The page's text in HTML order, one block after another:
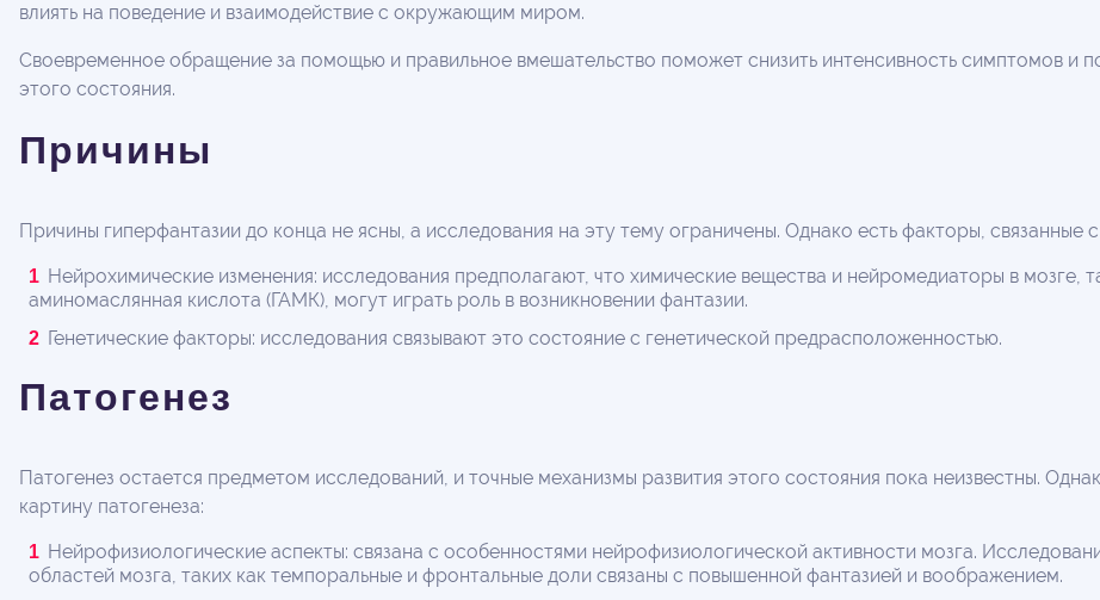
влиять на поведение и взаимодействие с окружающим миром.
Своевременное обращение за помощью и правильное вмешательство поможет снизить интенсивность симптомов и
этого состояния.
Причины
Причины гиперфантазии до конца не ясны, а исследования на эту тему ограничены. Однако есть факторы, связанные
Нейрохимические изменения: исследования предполагают, что химические вещества и нейромедиаторы в мозге,
аминомаслянная кислота (ГАМК), могут играть роль в возникновении фантазии.
Генетические факторы: исследования связывают это состояние с генетической предрасположенностью.
Патогенез
Патогенез остается предметом исследований, и точные механизмы развития этого состояния пока неизвестны.
картину патогенеза:
Нейрофизиологические аспекты: связана с особенностями нейрофизиологической активности мозга.
областей мозга, таких как темпоральные и фронтальные доли связаны с повышенной фантазией и воображением.